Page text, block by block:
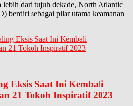
lebih dari tujuh dekade, North Atlantic
berdiri sebagai pilar utama keamanan
Eksis Saat Ini Kembali
21 Tokoh Inspiratif 2023